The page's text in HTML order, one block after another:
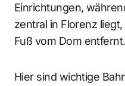
Einrichtungen,
zentral in Florenz
Fuß vom Dom entfernt.
Hier sind wichtige